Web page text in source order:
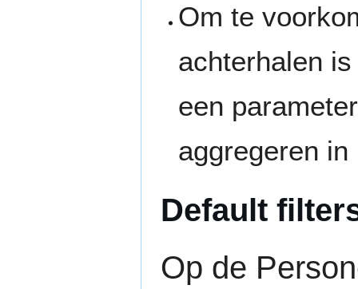
Om te
achterhalen
een
aggregeren
Default
Op de